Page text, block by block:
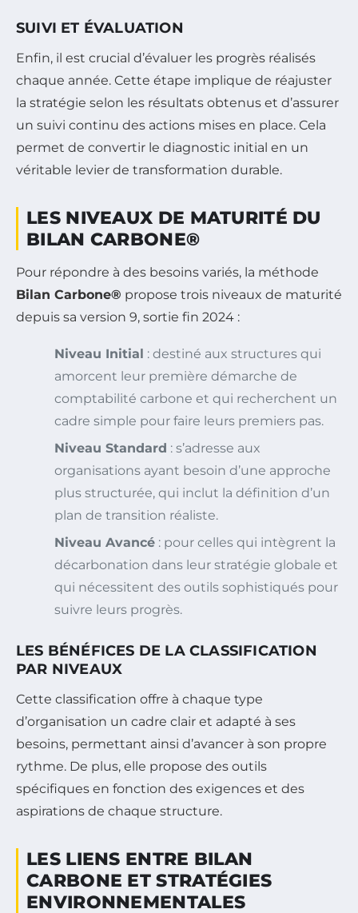
SUIVI ET ÉVALUATION
Enfin, il est crucial d’évaluer les progrès réalisés
chaque année. Cette étape implique de réajuster
la stratégie selon les résultats obtenus et d’assurer
un suivi continu des actions mises en place. Cela
permet de convertir le diagnostic initial en un
véritable levier de transformation durable.
LES NIVEAUX DE MATURITÉ DU
BILAN CARBONE®
Pour répondre à des besoins variés, la méthode
Bilan Carbone® propose trois niveaux de maturité
depuis sa version 9, sortie fin 2024 :
Niveau Initial : destiné aux structures qui
amorcent leur première démarche de
comptabilité carbone et qui recherchent un
cadre simple pour faire leurs premiers pas.
Niveau Standard : s’adresse aux
organisations ayant besoin d’une approche
plus structurée, qui inclut la définition d’un
plan de transition réaliste.
Niveau Avancé : pour celles qui intègrent la
décarbonation dans leur stratégie globale et
qui nécessitent des outils sophistiqués pour
suivre leurs progrès.
LES BÉNÉFICES DE LA CLASSIFICATION
PAR NIVEAUX
Cette classification offre à chaque type
d’organisation un cadre clair et adapté à ses
besoins, permettant ainsi d’avancer à son propre
rythme. De plus, elle propose des outils
spécifiques en fonction des exigences et des
aspirations de chaque structure.
LES LIENS ENTRE BILAN
CARBONE ET STRATÉGIES
ENVIRONNEMENTALES